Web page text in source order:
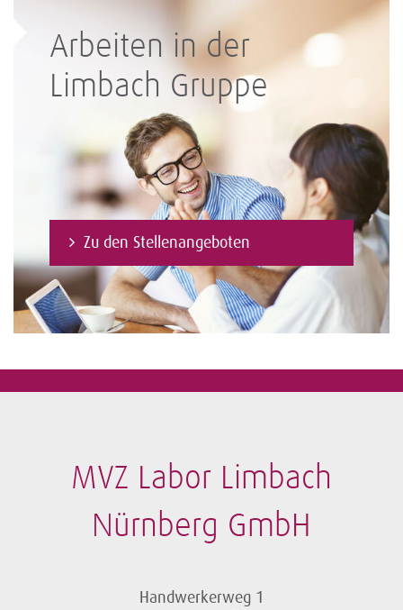
Arbeiten in der
Limbach Gruppe
Zu den Stellenangeboten
MVZ Labor Limbach
Nürnberg GmbH
Handwerkerweg 1